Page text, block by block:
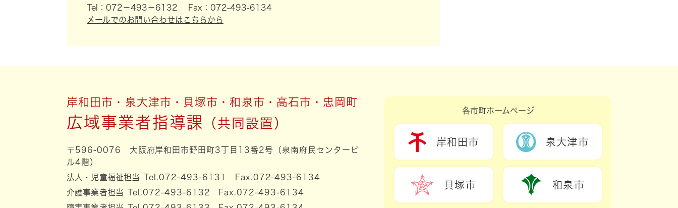
Tel：072－493－6132
Fax：072-493-6134
メールでのお問い合わせはこちらから
岸和田市・泉大津市・貝塚市・和泉市・高石市・忠岡町
広域事業者指導課
〒596-0076 大阪府岸和田市野田町3丁目13番2号（泉南府民センタービ
ル4階）
法人・児童福祉担当
Tel.072-493-6131 Fax.072-493-6134
介護事業者担当
Tel.072-493-6132 Fax.072-493-6134
各市町ホームページ
岸和田市 泉大津市
貝塚市 和泉市